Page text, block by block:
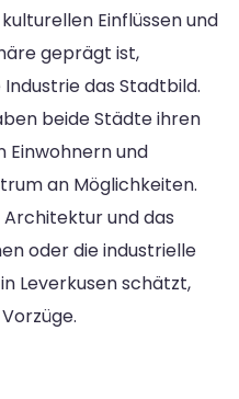
Einflüssen und
geprägt ist,
das Stadtbild.
beide Städte ihren
Einwohnern und
an Möglichkeiten.
und das
oder die industrielle
Leverkusen schätzt,